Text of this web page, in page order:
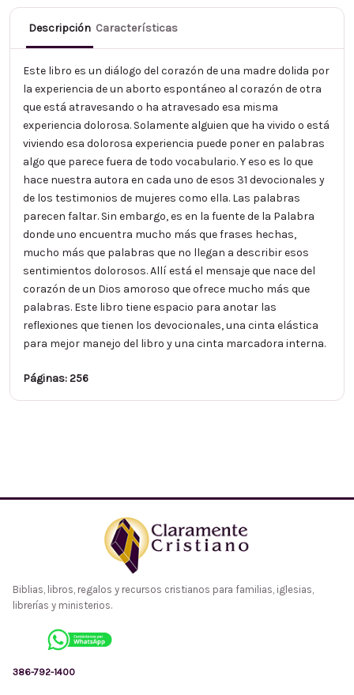
Descripción Características
Este libro es un diálogo del corazón de una madre dolida por
la experiencia de un aborto espontáneo al corazón de otra
que está atravesando o ha atravesado esa misma
experiencia dolorosa. Solamente alguien que ha vivido o está
viviendo esa dolorosa experiencia puede poner en palabras
algo que parece fuera de todo vocabulario. Y eso es lo que
hace nuestra autora en cada uno de esos 31 devocionales y
de los testimonios de mujeres como ella. Las palabras
parecen faltar. Sin embargo, es en la fuente de la Palabra
donde uno encuentra mucho más que frases hechas,
mucho más que palabras que no llegan a describir esos
sentimientos dolorosos. Allí está el mensaje que nace del
corazón de un Dios amoroso que ofrece mucho más que
palabras. Este libro tiene espacio para anotar las
reflexiones que tienen los devocionales, una cinta elástica
para mejor manejo del libro y una cinta marcadora interna.
Páginas: 256
Biblias, libros, regalos y recursos cristianos para familias, iglesias,
librerías y ministerios.
386-792-1400